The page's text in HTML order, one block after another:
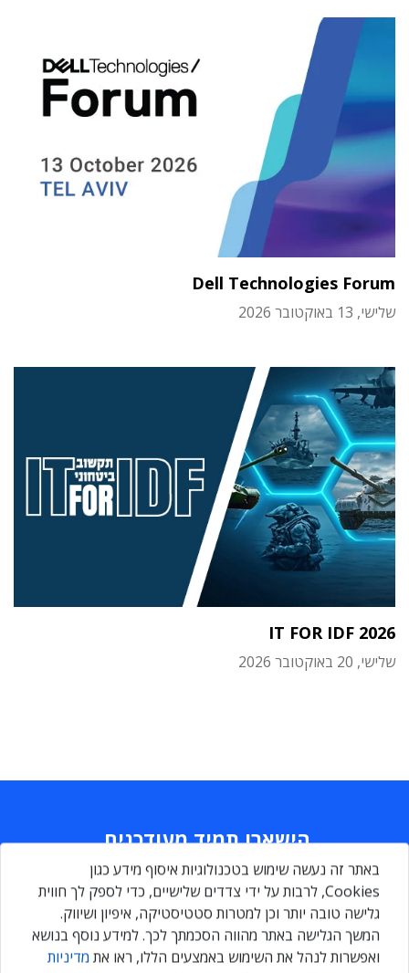
Dell Technologies Forum
שלישי, 13 באוקטובר 2026
IT FOR IDF 2026
שלישי, 20 באוקטובר 2026
הישארו תמיד מעודכנים
Dailymaily
הירשמו עכשיו ותקבלו גם אתם ניוזלטר מקצועי יומי, המרכז את כל
באתר זה נעשה שימוש בטכנולוגיות איסוף מידע כגון
Cookies, לרבות על ידי צדדים שלישיים, כדי לספק לך חווית
גלישה טובה יותר וכן למטרות סטטיסטיקה, איפיון ושיווק.
המשך הגלישה באתר מהווה הסכמתך לכך. למידע נוסף בנושא
ואפשרות לנהל את השימוש באמצעים הללו, ראו את מדיניות